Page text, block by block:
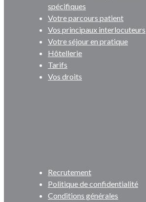
spécifiques
Votre parcours patient
Vos principaux interlocuteurs
Votre séjour en pratique
Hôtellerie
Tarifs
Vos droits
Recrutement
Politique de confidentialité
Conditions générales